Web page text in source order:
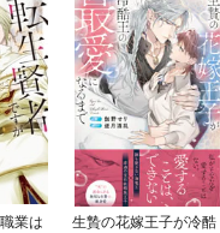
業は
生贄の花嫁王子が冷酷